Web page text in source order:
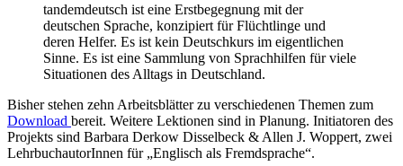
tandemdeutsch ist eine Erstbegegnung mit der
deutschen Sprache, konzipiert für Flüchtlinge und
deren Helfer. Es ist kein Deutschkurs im eigentlichen
Sinne. Es ist eine Sammlung von Sprachhilfen für viele
Situationen des Alltags in Deutschland.
Bisher stehen zehn Arbeitsblätter zu verschiedenen Themen zum
Download bereit. Weitere Lektionen sind in Planung. Initiatoren des
Projekts sind Barbara Derkow Disselbeck & Allen J. Woppert, zwei
LehrbuchautorInnen für „Englisch als Fremdsprache“.